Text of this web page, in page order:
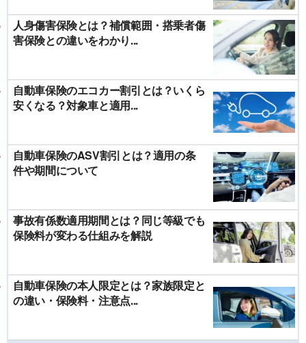
人身傷害保険とは？補償範囲・搭乗者傷
害保険との違いをわかり...
自動車保険のエコカー割引とは？いくら
安くなる？対象車と適用...
自動車保険のASV割引とは？適用の条
件や期間について
事故有係数適用期間とは？同じ等級でも
保険料が変わる仕組みを解説
自動車保険の本人限定とは？家族限定と
の違い・保険料・注意点...